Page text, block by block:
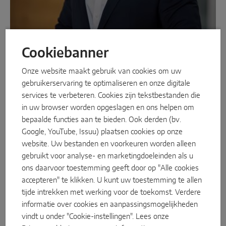
Systeemcomponenten
DEUROPLOSSINGEN
Instinct by MACO
MACO Protect M-TS
MACO Protect A-TS
Krukbediend
Cilinderbediend
Systeemcomponenten
Nieuw hoofd van de MACO Group
Topmanager Mario Neuwirth wordt CEO
De succesvolle topmanager Mario Neuwirth wordt op 1 maart
2025 de nieuwe Managing Director van de MACO Group en zal
het bedrijf samen met het bestaande managementteam naar
de toekomst leiden. De beproefde industrie-expert maakte
onlangs naam als directeur van TGW Mechanics GmbH in
Opper-Oostenrijk, een internationale specialist voor
intralogistieke oplossingen en automatisering
"Mario Neuwirth weet hoe hij een positief begrip van
leiderschap, praktische ervaring en duurzame
Cookiebanner
Onze website maakt gebruik van cookies om uw
gebruikerservaring te optimaliseren en onze digitale
services te verbeteren. Cookies zijn tekstbestanden die
in uw browser worden opgeslagen en ons helpen om
bepaalde functies aan te bieden. Ook derden (bv.
Google, YouTube, Issuu) plaatsen cookies op onze
website. Uw bestanden en voorkeuren worden alleen
gebruikt voor analyse- en marketingdoeleinden als u
ons daarvoor toestemming geeft door op "Alle cookies
accepteren" te klikken. U kunt uw toestemming te allen
tijde intrekken met werking voor de toekomst. Verdere
informatie over cookies en aanpassingsmogelijkheden
vindt u onder "Cookie-instellingen". Lees onze